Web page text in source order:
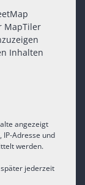
MapTiler
Inhalten
angezeigt
Adresse und
werden.
jederzeit